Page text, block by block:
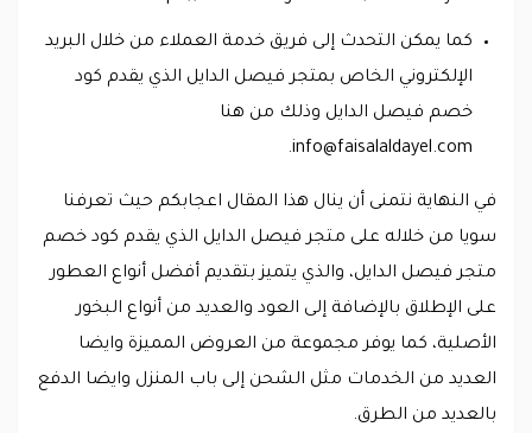
كما يمكن التحدث إلى فريق خدمة العملاء من خلال البريد
الإلكتروني الخاص بمتجر فيصل الدايل الذي يقدم كود
خصم فيصل الدايل وذلك من هنا
info@faisalaldayel.com
.
في النهاية نتمنى أن ينال هذا المقال اعجابكم حيث تعرفنا
سويا من خلاله على متجر فيصل الدايل الذي يقدم كود خصم
متجر فيصل الدايل، والذي يتميز بتقديم أفضل أنواع العطور
على الإطلاق بالإضافة إلى العود والعديد من أنواع البخور
الأصلية، كما يوفر مجموعة من العروض المميزة وايضا
العديد من الخدمات مثل الشحن إلى باب المنزل وايضا الدفع
بالعديد من الطرق.